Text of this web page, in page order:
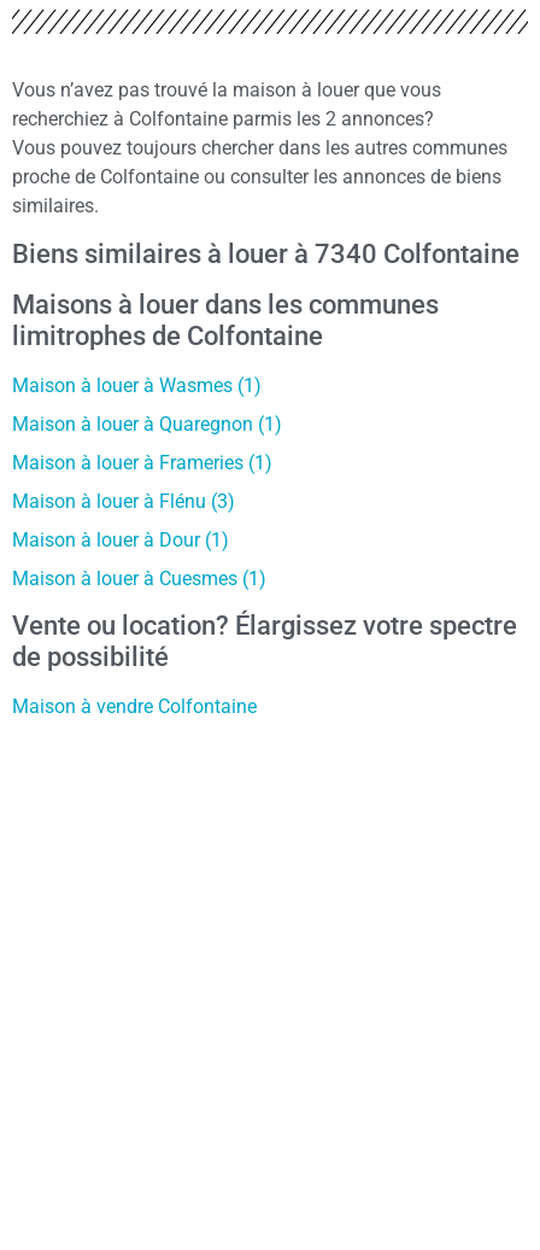
Vous n’avez pas trouvé la maison à louer que vous
recherchiez à Colfontaine parmis les 2 annonces?
Vous pouvez toujours chercher dans les autres communes
proche de Colfontaine ou consulter les annonces de biens
similaires.
Biens similaires à louer à 7340 Colfontaine
Maisons à louer dans les communes
limitrophes de Colfontaine
Maison à louer à Wasmes (1)
Maison à louer à Quaregnon (1)
Maison à louer à Frameries (1)
Maison à louer à Flénu (3)
Maison à louer à Dour (1)
Maison à louer à Cuesmes (1)
Vente ou location? Élargissez votre spectre
de possibilité
Maison à vendre Colfontaine